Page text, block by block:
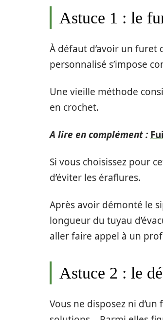
Astuce 1 : le
À défaut d’avoir un furet
personnalisé s’impose
Une vieille méthode
en crochet.
A lire en complément :
Si vous choisissez pour
d’éviter les éraflures.
Après avoir démonté le
longueur du tuyau
aller faire appel à un
Astuce 2 : le
Vous ne disposez ni d’un